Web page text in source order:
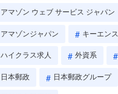
アマゾン ウェブ サービス ジャパン
アマゾンジャパン キーエンス
ハイクラス求人 外資系
日本郵政 日本郵政グループ